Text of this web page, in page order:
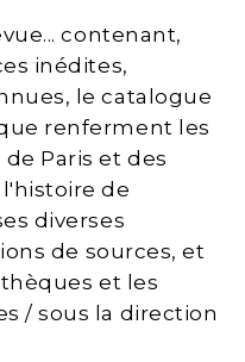
contenant,
inédites,
le catalogue
renferment les
Paris et des
de
diverses
de sources, et
et les
/ sous la direction